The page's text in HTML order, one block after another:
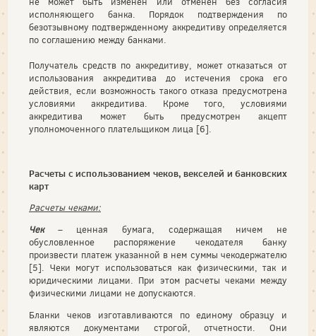
исполняющего банка. Порядок подтверждения по
безотзывному подтвержденному аккредитиву определяется
по соглашению между банками.
Получатель средств по аккредитиву, может отказаться от
использования аккредитива до истечения срока его
действия, если возможность такого отказа предусмотрена
условиями аккредитива. Кроме того, условиями
аккредитива может быть предусмотрен акцепт
уполномоченного плательщиком лица [6].
Расчеты с использованием чеков, векселей и банковских
карт
Расчеты чеками:
Чек – ценная бумага, содержащая ничем не
обусловленное распоряжение чекодателя банку
произвести платеж указанной в нем суммы чекодержателю
[5]. Чеки могут использоваться как физическими, так и
юридическими лицами. При этом расчеты чеками между
физическими лицами не допускаются.
Бланки чеков изготавливаются по единому образцу и
являются документами строгой, отчетности. Они